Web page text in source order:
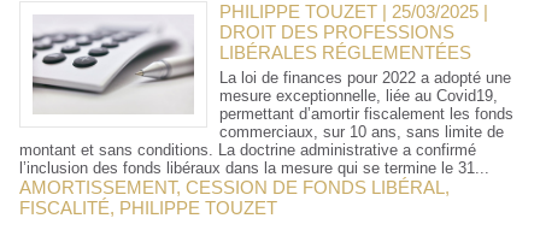
PHILIPPE TOUZET | 25/03/2025 |
DROIT DES PROFESSIONS
LIBÉRALES RÉGLEMENTÉES
La loi de finances pour 2022 a adopté une
mesure exceptionnelle, liée au Covid19,
permettant d’amortir fiscalement les fonds
commerciaux, sur 10 ans, sans limite de
montant et sans conditions. La doctrine administrative a confirmé
l’inclusion des fonds libéraux dans la mesure qui se termine le 31...
AMORTISSEMENT, CESSION DE FONDS LIBÉRAL ,
FISCALITÉ, PHILIPPE TOUZET